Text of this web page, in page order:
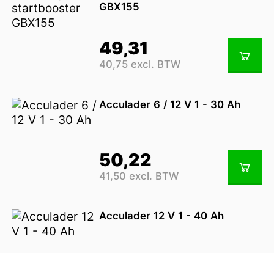
GBX155
49,31
40,75 excl. BTW
Acculader 6 / 12 V 1 - 30 Ah
50,22
41,50 excl. BTW
Acculader 12 V 1 - 40 Ah